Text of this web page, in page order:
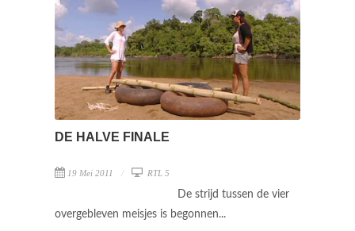
DE HALVE FINALE
19 Mei 2011 RTL 5
De strijd tussen de vier
overgebleven meisjes is begonnen...